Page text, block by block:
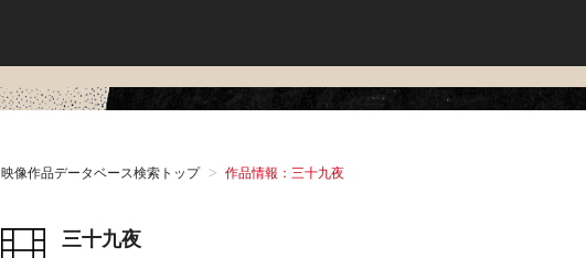
映像作品データベース検索トップ 作品情報：三十九夜
三十九夜